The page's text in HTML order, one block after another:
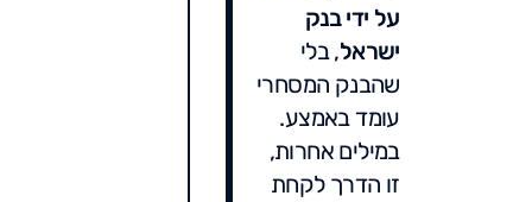
על ידי בנק
ישראל, בלי
שהבנק המסחרי
עומד באמצע.
במילים אחרות,
זו הדרך לקחת